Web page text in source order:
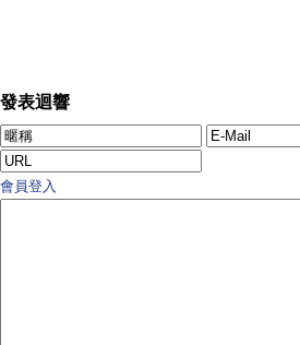
發表迴響
會員登入